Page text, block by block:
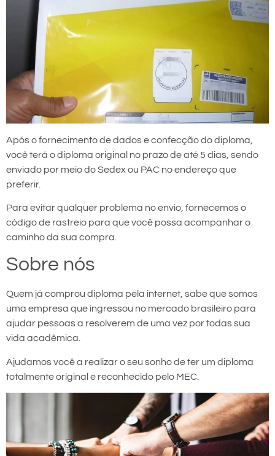
Após o fornecimento de dados e confecção do diploma,
você terá o diploma original no prazo de até 5 dias, sendo
enviado por meio do Sedex ou PAC no endereço que
preferir.
Para evitar qualquer problema no envio, fornecemos o
código de rastreio para que você possa acompanhar o
caminho da sua compra.
Sobre nós
Quem já comprou diploma pela internet, sabe que somos
uma empresa que ingressou no mercado brasileiro para
ajudar pessoas a resolverem de uma vez por todas sua
vida acadêmica.
Ajudamos você a realizar o seu sonho de ter um diploma
totalmente original e reconhecido pelo MEC.